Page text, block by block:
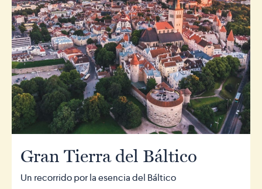
Gran Tierra del Báltico
Un recorrido por la esencia del Báltico